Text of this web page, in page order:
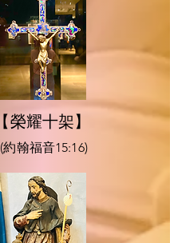
【榮耀十架】
(約翰福音15:16)